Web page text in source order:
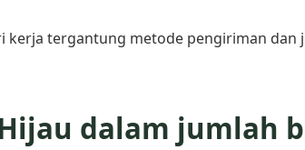
tergantung metode pengiriman dan
dalam jumlah